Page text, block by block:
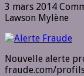
3 mars 2014
Lawson Mylène
Nouvelle alerte
fraude.com/